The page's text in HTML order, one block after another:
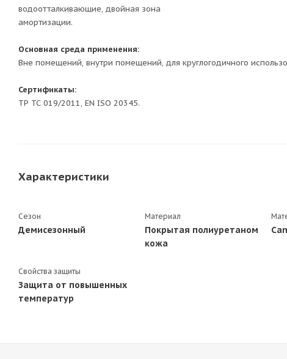
водоотталкивающие, двойная зона
амортизации.
Основная среда применения:
Вне помещений, внутри помещений, для круглогодичного
Сертификаты:
ТР ТС 019/2011, EN ISO 20345.
Характеристики
Сезон
Демисезонный
Материал
Покрытая полиуретаном
кожа
Свойства защиты
Защита от повышенных
температур